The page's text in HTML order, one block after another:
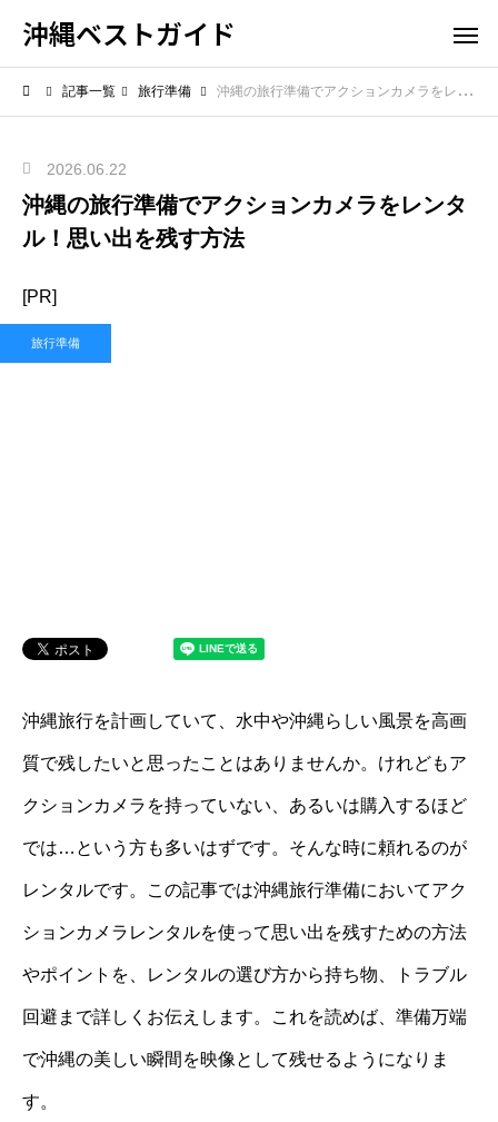
沖縄ベストガイド
記事一覧 旅行準備 沖縄の旅行準備でアクションカメラをレンタル！思い出を残す方法
2026.06.22
沖縄の旅行準備でアクションカメラをレンタ
ル！思い出を残す方法
[PR]
旅行準備
沖縄旅行を計画していて、水中や沖縄らしい風景を高画
質で残したいと思ったことはありませんか。けれどもア
クションカメラを持っていない、あるいは購入するほど
では…という方も多いはずです。そんな時に頼れるのが
レンタルです。この記事では沖縄旅行準備においてアク
ションカメラレンタルを使って思い出を残すための方法
やポイントを、レンタルの選び方から持ち物、トラブル
回避まで詳しくお伝えします。これを読めば、準備万端
で沖縄の美しい瞬間を映像として残せるようになりま
す。